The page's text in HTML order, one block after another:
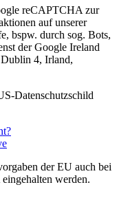
reCAPTCHA zur
auf unserer
bspw. durch sog. Bots,
der Google Ireland
4, Irland,
Datenschutzschild
der EU auch bei
werden.